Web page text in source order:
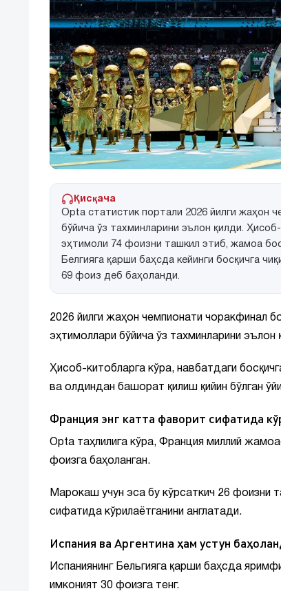
Қисқача
Opta статистик портали 2026 йилги жаҳон
бўйича ўз тахминларини эълон қилди.
эҳтимоли 74 фоизни ташкил этиб, жамоа
Белгияга қарши баҳсда кейинги босқичга
69 фоиз деб баҳоланди.
2026 йилги жаҳон чемпионати чоракфинал
эҳтимоллари бўйича ўз тахминларини эълон
Ҳисоб-китобларга кўра, навбатдаги
ва олдиндан башорат қилиш қийин бўлган
Франция энг катта фаворит сифатида
Opta таҳлилига кўра, Франция миллий
фоизга баҳоланган.
Марокаш учун эса бу кўрсаткич 26 фоизни
сифатида кўрилаётганини англатади.
Испания ва Аргентина ҳам устун
Испаниянинг Бельгияга қарши баҳсда
имконият 30 фоизга тенг.